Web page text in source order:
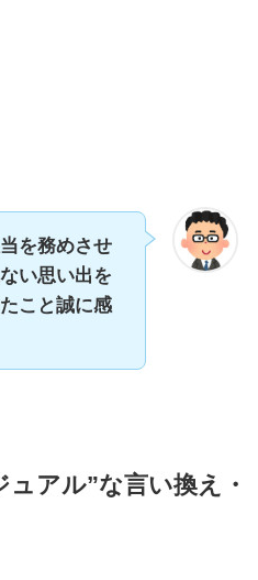
を務めさせ
い思い出を
こと誠に感
アル”な言い換え・